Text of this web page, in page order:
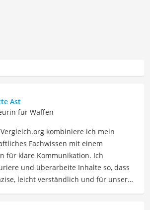
Ast
für Waffen
kombiniere ich mein
Fachwissen mit einem
für klare Kommunikation. Ich
und überarbeite Inhalte so, dass
leicht verständlich und für unsere